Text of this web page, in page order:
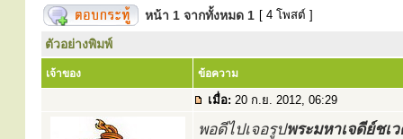
หน้า 1 จากทั้งหมด 1 [ 4 โพสต์ ]
ตัวอย่างพิมพ์
เจ้าของ ข้อความ
เมื่อ: 20 ก.ย. 2012, 06:29
พอดีไปเจอรูปพระมหาเจดีย์ชเ